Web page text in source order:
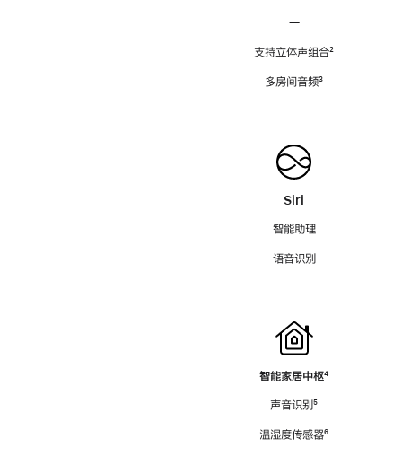
—
支持立体声组合脚
²
多房间音频脚
³
Siri
智能助理
语音识别
智能家居中枢脚
⁴
声音识别脚
⁵
温湿度传感器脚
⁶